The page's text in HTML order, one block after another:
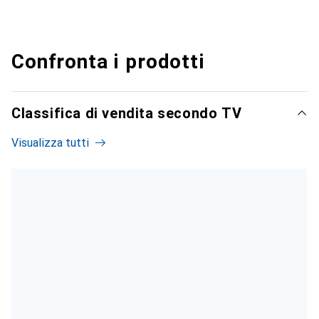
Confronta i prodotti
Classifica di vendita secondo TV
Visualizza tutti